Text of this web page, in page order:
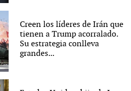
Creen los líderes de Irán que
tienen a Trump acorralado.
Su estrategia conlleva
grandes...